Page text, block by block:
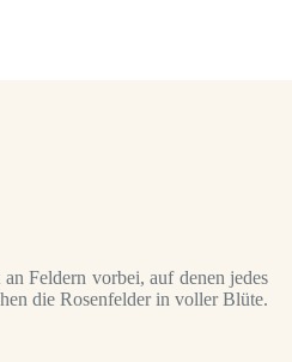
Feldern vorbei, auf denen jedes
die Rosenfelder in voller Blüte.